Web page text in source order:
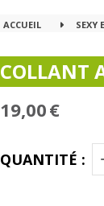
ACCUEIL SEXY
COLLANT
19,00€
QUANTITÉ :